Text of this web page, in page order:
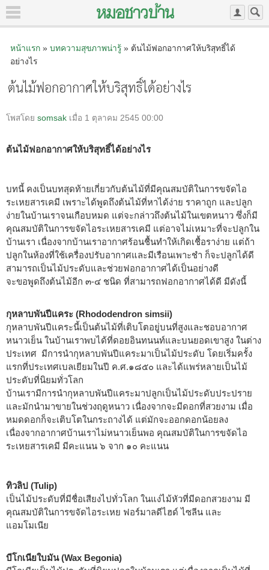
หน้าแรก» บทความสุขภาพน่ารู้» ต้นไม้ฟอกอากาศให้บริสุทธิ์ได้
อย่างไร
ต้นไม้ฟอกอากาศให้บริสุทธิ์ได้อย่างไร
โพสโดย somsak เมื่อ 1 ตุลาคม 2545 00:00
ต้นไม้ฟอกอากาศให้บริสุทธิ์ได้อย่างไร
บทนี้ คงเป็นบทสุดท้ายเกี่ยวกับต้นไม้ที่มีคุณสมบัติในการขจัดไอ
ระเหยสารเคมี เพราะได้พูดถึงต้นไม้ที่หาได้ง่าย ราคาถูก และปลูก
ง่ายในบ้านเราจนเกือบหมด แต่จะกล่าวถึงต้นไม้ในเขตหนาว ซึ่งก็มี
คุณสมบัติในการขจัดไอระเหยสารเคมี แต่อาจไม่เหมาะที่จะปลูกใน
บ้านเรา เนื่องจากบ้านเราอากาศร้อนชื้นทำให้เกิดเชื้อราง่าย แต่ถ้า
ปลูกในห้องที่ใช้เครื่องปรับอากาศและมีเรือนเพาะชำ ก็จะปลูกได้ดี
สามารถเป็นไม้ประดับและช่วยฟอกอากาศได้เป็นอย่างดี
จะขอพูดถึงต้นไม้อีก ๓-๔ ชนิด ที่สามารถฟอกอากาศได้ดี มีดังนี้
กุหลาบพันปีแคระ (Rhododendron simsii)
กุหลาบพันปีแคระนี้เป็นต้นไม้ที่เติบโตอยู่บนที่สูงและชอบอากาศ
หนาวเย็น ในบ้านเราพบได้ที่ดอยอินทนนท์และบนยอดเขาสูง ในต่าง
ประเทศ มีการนำกุหลาบพันปีแคระมาเป็นไม้ประดับ โดยเริ่มครั้ง
แรกที่ประเทศเบลเยียมในปี ค.ศ.๑๘๕๐ และได้แพร่หลายเป็นไม้
ประดับที่นิยมทั่วโลก
บ้านเรามีการนำกุหลาบพันปีแคระมาปลูกเป็นไม้ประดับประปราย
และมักนำมาขายในช่วงฤดูหนาว เนื่องจากจะมีดอกที่สวยงาม เมื่อ
หมดดอกก็จะเติบโตในกระถางได้ แต่มักจะออกดอกน้อยลง
เนื่องจากอากาศบ้านเราไม่หนาวเย็นพอ คุณสมบัติในการขจัดไอ
ระเหยสารเคมี มีคะแนน ๖ จาก ๑๐ คะแนน
ทิวลิป (Tulip)
เป็นไม้ประดับที่มีชื่อเสียงไปทั่วโลก ในแง่ไม้หัวที่มีดอกสวยงาม มี
คุณสมบัติในการขจัดไอระเหย ฟอร์มาลดีไฮด์ ไซลีน และ
แอมโมเนีย
บีโกเนียใบมัน (Wax Begonia)